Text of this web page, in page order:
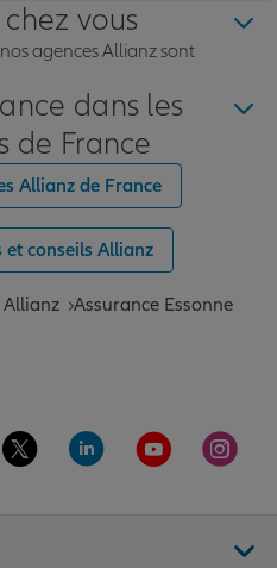
vous
agences Allianz sont
dans les
de France
Allianz de France
et conseils Allianz
Allianz Assurance Essonne
la page Facebook de Allianz
Aller sur la page Twitter de
Aller sur la page
Aller sur la
Aller